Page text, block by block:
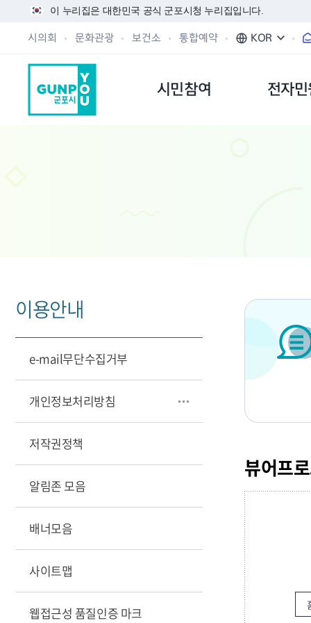
이 누리집은 대한민국 공식 군포시청 누리집입니다.
시의회 문화관광 보건소 통합예약 KOR
시민참여 전자
이용안내
e-mail무단수집거부
개인정보처리방침
저작권정책
알림존 모음
배너모음
사이트맵
웹접근성 품질인증 마크
뷰어프